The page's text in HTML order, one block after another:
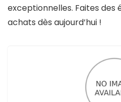
exceptionnelles. Faites des
achats dès aujourd’hui !